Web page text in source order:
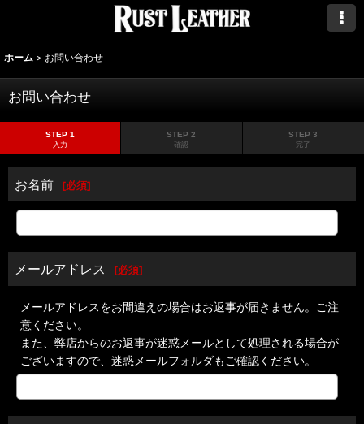
ホーム > お問い合わせ
お問い合わせ
STEP 1
入力
STEP 2
確認
STEP 3
完了
お名前 [必須]
メールアドレス [必須]
メールアドレスをお間違えの場合はお返事が届きません。ご注
意ください。
また、弊店からのお返事が迷惑メールとして処理される場合が
ございますので、迷惑メールフォルダもご確認ください。